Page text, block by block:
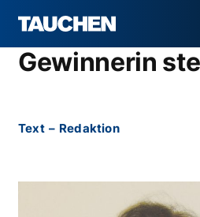
Gewinnerin
Text – Redaktion